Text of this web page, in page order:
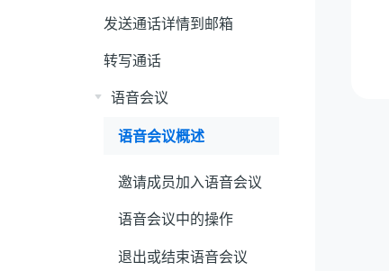
发送通话详情到邮箱
转写通话
语音会议
语音会议概述
邀请成员加入语音会议
语音会议中的操作
退出或结束语音会议